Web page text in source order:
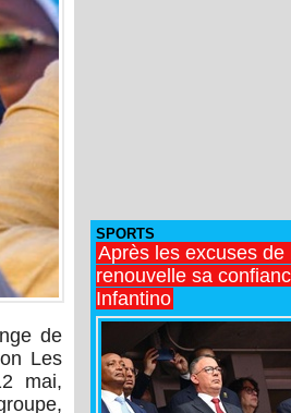
de
Les
mai,
SPORTS
Après les excuses de
renouvelle sa
Infantino